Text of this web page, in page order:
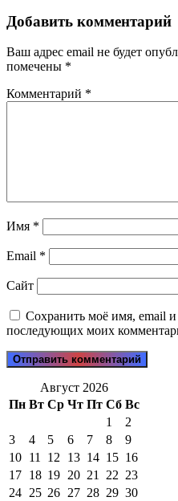
Добавить комментарий
Ваш адрес email не будет
помечены *
Комментарий *
Имя *
Email *
Сайт
Сохранить моё имя, email и
последующих моих
Август 2026
Пн Вт Ср Чт Пт Сб Вс
1
2
3
4 5 6 7 8
9
10 11 12 13 14 15 16
17 18 19 20 21 22 23
24 25 26 27 28 29 30